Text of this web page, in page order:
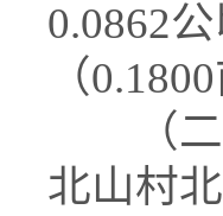
0.0862
（
（二
北山村